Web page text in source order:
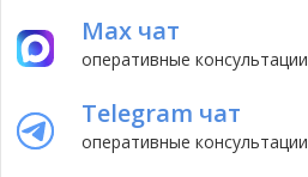
Max чат
оперативные консультации
Telegram чат
оперативные консультации